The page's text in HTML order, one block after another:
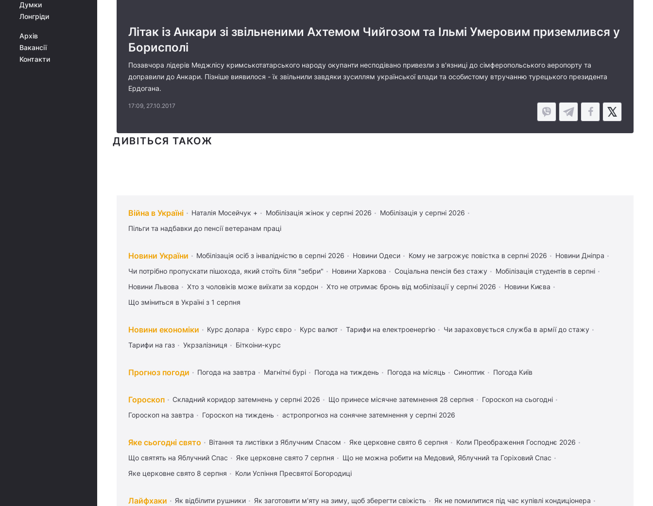
Думки
Лонгріди
Архів
Вакансії
Контакти
Літак із Анкари зі звільненими Ахтемом Чийгозом та Ільмі Умеровим приземлився у
Борисполі
Позавчора лідерів Меджлісу кримськотатарського народу окупанти несподівано привезли з в'язниці до сімферопольського аеропорту та
доправили до Анкари. Пізніше виявилося - їх звільнили завдяки зусиллям української влади та особистому втручанню турецького президента
Ердогана.
17:09, 27.10.2017
ДИВІТЬСЯ ТАКОЖ
Війна в Україні Наталія Мосейчук + Мобілізація жінок у серпні 2026
Мобілізація у серпні 2026
Пільги та надбавки до пенсії ветеранам праці
Новини України Мобілізація осіб з інвалідністю в серпні 2026 Новини Одеси Кому не загрожує повістка в серпні 2026
Новини Дніпра
Чи потрібно пропускати пішохода, який стоїть біля "зебри"
Новини Харкова Соціальна пенсія без стажу
Мобілізація студентів в серпні
Новини Львова
Хто з чоловіків може виїхати за кордон Хто не отримає бронь від мобілізації у серпні 2026
Новини Києва
Що зміниться в Україні з 1 серпня
Новини економіки Курс долара Курс євро Курс валют Тарифи на електроенергію
Чи зараховується служба в армії до стажу
Тарифи на газ
Укрзалізниця Біткоіни-курс
Прогноз погоди Погода на завтра Магнітні бурі Погода на тиждень Погода на місяць Синоптик Погода Київ
Гороскоп Складний коридор затемнень у серпні 2026 Що принесе місячне затемнення 28 серпня
Гороскоп на сьогодні
Гороскоп на завтра
Гороскоп на тиждень астропрогноз на сонячне затемнення у серпні 2026
Яке сьогодні свято Вітання та листівки з Яблучним Спасом Яке церковне свято 6 серпня
Коли Преображення Господнє 2026
Що святять на Яблучний Спас
Яке церковне свято 7 серпня
Що не можна робити на Медовий, Яблучний та Горіховий Спас
Яке церковне свято 8 серпня
Коли Успіння Пресвятої Богородиці
Лайфхаки Як відбілити рушники Як заготовити м'яту на зиму, щоб зберегти свіжість
Як не помилитися під час купівлі кондиціонера